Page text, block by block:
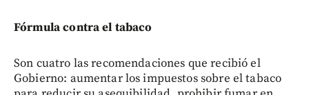
Fórmula contra el tabaco
Son cuatro las recomendaciones que recibió el
Gobierno: aumentar los impuestos sobre el tabaco